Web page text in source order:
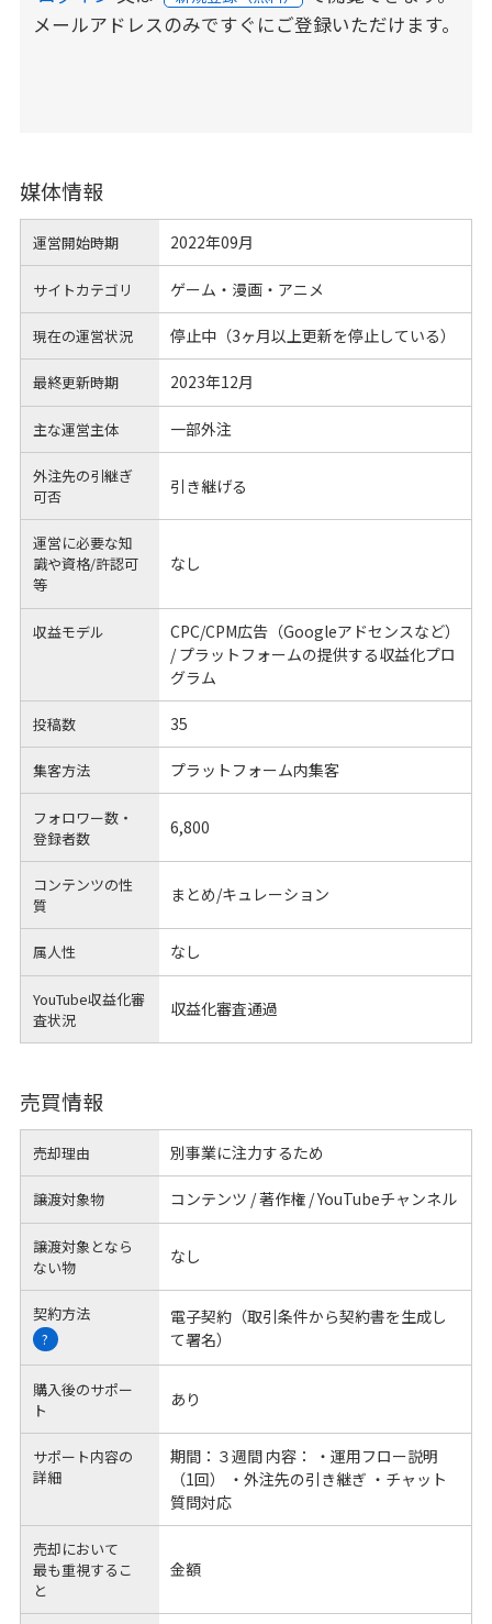
メールアドレスのみですぐにご登録いただけます。
媒体情報
運営開始時期 2022年09月
サイトカテゴリ ゲーム・漫画・アニメ
現在の運営状況 停止中（3ヶ月以上更新を停止している）
最終更新時期 2023年12月
主な運営主体 一部外注
外注先の引継ぎ
可否
引き継げる
運営に必要な知
識や資格/許認可
等
なし
収益モデル
CPC/CPM広告（Googleアドセンスなど）
/ プラットフォームの提供する収益化プロ
グラム
投稿数 35
集客方法 プラットフォーム内集客
フォロワー数・
登録者数
6,800
コンテンツの性
質
まとめ/キュレーション
属人性 なし
YouTube収益化審
査状況
収益化審査通過
売買情報
売却理由 別事業に注力するため
譲渡対象物 コンテンツ / 著作権 / YouTubeチャンネル
譲渡対象となら
ない物
なし
契約方法
?
電子契約（取引条件から契約書を生成し
て署名）
購入後のサポー
ト
あり
サポート内容の
詳細
期間：３週間 内容： ・運用フロー説明
（1回） ・外注先の引き継ぎ ・チャット
質問対応
売却において
最も重視するこ
と
金額